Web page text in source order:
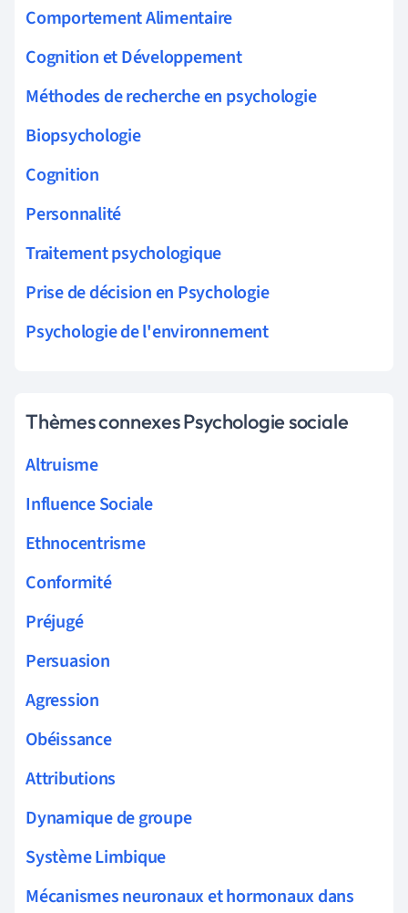
Comportement Alimentaire
Cognition et Développement
Méthodes de recherche en psychologie
Biopsychologie
Cognition
Personnalité
Traitement psychologique
Prise de décision en Psychologie
Psychologie de l'environnement
Thèmes connexes Psychologie sociale
Altruisme
Influence Sociale
Ethnocentrisme
Conformité
Préjugé
Persuasion
Agression
Obéissance
Attributions
Dynamique de groupe
Système Limbique
Mécanismes neuronaux et hormonaux dans